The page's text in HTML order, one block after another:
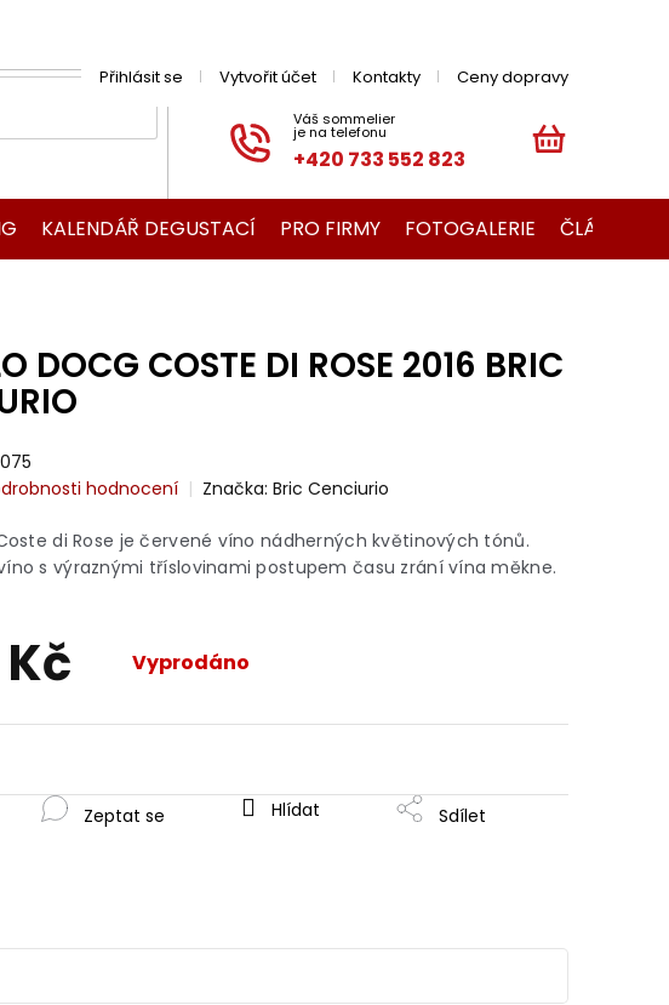
+420 733 552 823
Přihlásit se Vytvořit účet Kontakty Ceny dopravy
KOŠÍK
KALENDÁŘ DEGUSTACÍ PRO FIRMY FOTOGALERIE ČLÁNKY O
DOCG COSTE DI ROSE 2016 BRIC
hodnocení Značka: Bric Cenciurio
di Rose je červené víno nádherných květinových tónů.
s výraznými tříslovinami postupem času zrání vína měkne.
Kč Vyprodáno
Zeptat se Hlídat Sdílet